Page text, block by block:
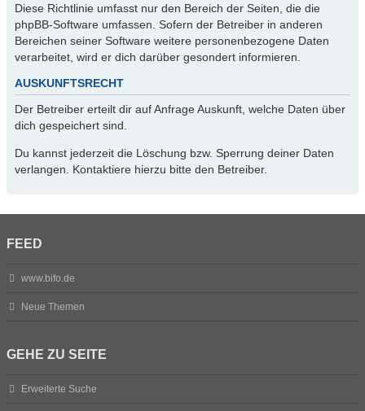
Diese Richtlinie umfasst nur den Bereich der Seiten, die die
phpBB-Software umfassen. Sofern der Betreiber in anderen
Bereichen seiner Software weitere personenbezogene Daten
verarbeitet, wird er dich darüber gesondert informieren.
AUSKUNFTSRECHT
Der Betreiber erteilt dir auf Anfrage Auskunft, welche Daten über
dich gespeichert sind.
Du kannst jederzeit die Löschung bzw. Sperrung deiner Daten
verlangen. Kontaktiere hierzu bitte den Betreiber.
FEED
www.bifo.de
Neue Themen
GEHE ZU SEITE
Erweiterte Suche